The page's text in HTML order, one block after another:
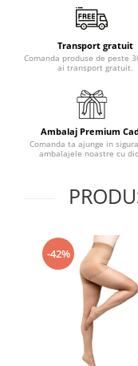
Transport gratuit
Comanda produse de peste
ai transport gratuit.
Ambalaj Premium
Comanda ta ajunge in
ambalajele noastre cu
-42%